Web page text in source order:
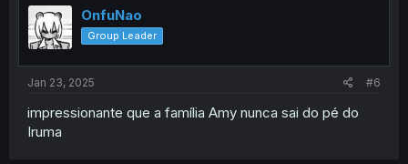
OnfuNao
Group Leader
Jan 23, 2025 #6
impressionante que a família Amy nunca sai do pé do
Iruma